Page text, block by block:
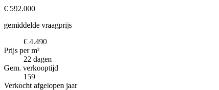
€ 592.000
gemiddelde vraagprijs
€ 4.490
Prijs per m²
22 dagen
Gem. verkooptijd
159
Verkocht afgelopen jaar